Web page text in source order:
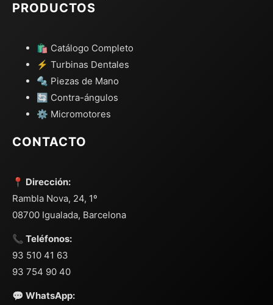
PRODUCTOS
🛍️ Catálogo Completo
⚡ Turbinas Dentales
🔩 Piezas de Mano
🔄 Contra-ángulos
⚙️ Micromotores
CONTACTO
📍 Dirección:
Rambla Nova, 24, 1º
08700 Igualada, Barcelona
📞 Teléfonos:
93 510 41 63
93 754 90 40
💬 WhatsApp: